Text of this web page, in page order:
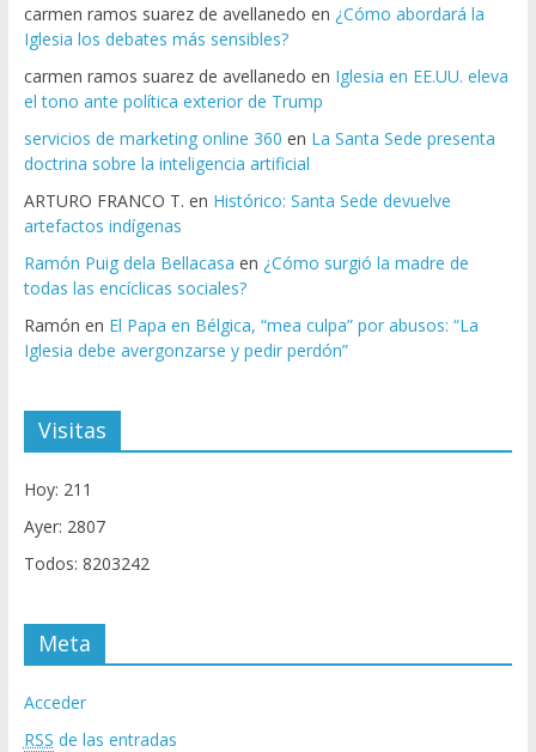
carmen ramos suarez de avellanedo en ¿Cómo abordará la
Iglesia los debates más sensibles?
carmen ramos suarez de avellanedo en Iglesia en EE.UU. eleva
el tono ante política exterior de Trump
servicios de marketing online 360 en La Santa Sede presenta
doctrina sobre la inteligencia artificial
ARTURO FRANCO T. en Histórico: Santa Sede devuelve
artefactos indígenas
Ramón Puig dela Bellacasa en ¿Cómo surgió la madre de
todas las encíclicas sociales?
Ramón en El Papa en Bélgica, “mea culpa” por abusos: “La
Iglesia debe avergonzarse y pedir perdón”
Visitas
Hoy: 211
Ayer: 2807
Todos: 8203242
Meta
Acceder
RSS de las entradas